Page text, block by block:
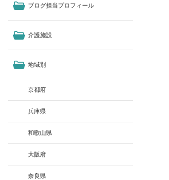
ブログ担当プロフィール
介護施設
地域別
京都府
兵庫県
和歌山県
大阪府
奈良県